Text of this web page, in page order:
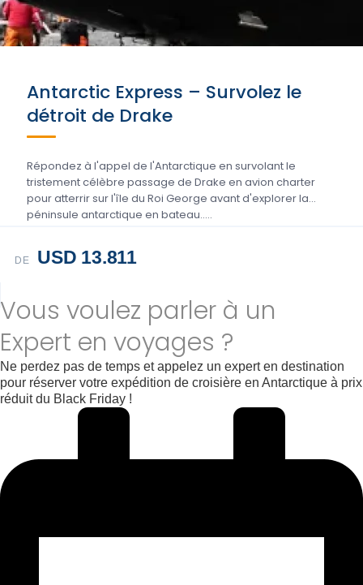
Antarctic Express – Survolez le
détroit de Drake
Répondez à l'appel de l'Antarctique en survolant le
tristement célèbre passage de Drake en avion charter
pour atterrir sur l'île du Roi George avant d'explorer la
péninsule antarctique en bateau.....
DE USD 13.811
Vous voulez parler à un
Expert en voyages ?
Ne perdez pas de temps et appelez un expert en destination
pour réserver votre expédition de croisière en Antarctique à prix
réduit du Black Friday !